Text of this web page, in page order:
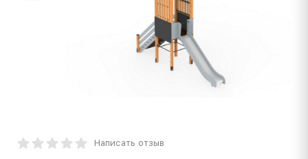
Написать отзыв